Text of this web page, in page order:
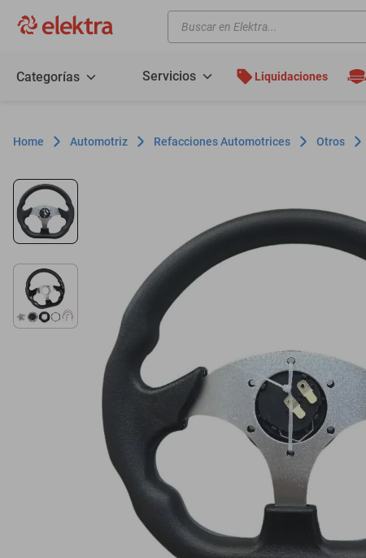
Buscar en Elektra...
Categorías Servicios Liquidaciones
Automotriz Refacciones Automotrices Otros
motos
lavadoras
colchones
salas